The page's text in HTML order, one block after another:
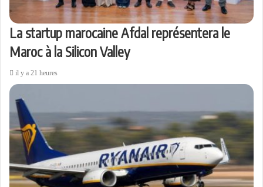
La startup marocaine Afdal représentera le
Maroc à la Silicon Valley
il y a 21 heures